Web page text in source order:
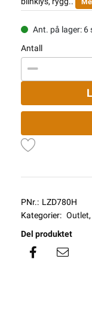
Ant. på lager: 6
Antall
PNr.: LZD780H
Kategorier: Outlet,
Del produktet